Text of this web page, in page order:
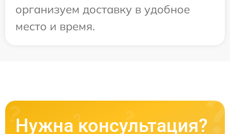
организуем доставку в удобное
место и время.
Нужна консультация?